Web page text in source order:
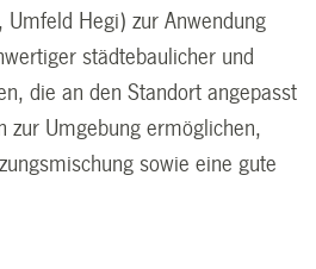
Umfeld Hegi) zur Anwendung
städtebaulicher und
die an den Standort angepasst
zur Umgebung ermöglichen,
sowie eine gute